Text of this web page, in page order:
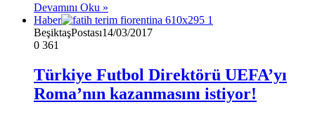
Devamını Oku »
Haber
BeşiktaşPostası14/03/2017
0 361
Türkiye Futbol Direktörü UEFA’yı
Roma’nın kazanmasını istiyor!